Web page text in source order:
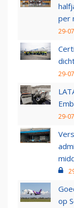
per
29-
29-
29-
op